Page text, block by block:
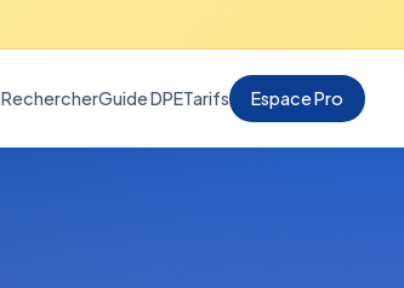
RechercherGuide DPETarifs Espace Pro